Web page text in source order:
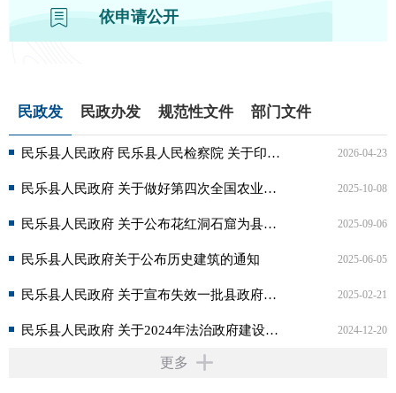
依申请公开
民政发 民政办发 规范性文件 部门文件
民乐县人民政府 民乐县人民检察院 关于印发民乐县 府检联动工作机制的通知 2026-04-23
民乐县人民政府 关于做好第四次全国农业普查工作的通知 2025-10-08
民乐县人民政府 关于公布花红洞石窟为县级文物保护单位的通知 2025-09-06
民乐县人民政府关于公布历史建筑的通知 2025-06-05
民乐县人民政府 关于宣布失效一批县政府文件的决定 2025-02-21
民乐县人民政府 关于2024年法治政府建设情况的报告 2024-12-20
更多